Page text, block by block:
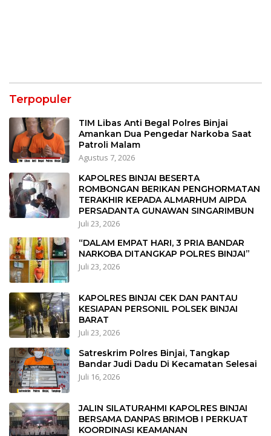
Terpopuler
TIM Libas Anti Begal Polres Binjai
Amankan Dua Pengedar Narkoba Saat
Patroli Malam
Agustus 7, 2026
KAPOLRES BINJAI BESERTA
ROMBONGAN BERIKAN PENGHORMATAN
TERAKHIR KEPADA ALMARHUM AIPDA
PERSADANTA GUNAWAN SINGARIMBUN
Juli 23, 2026
“DALAM EMPAT HARI, 3 PRIA BANDAR
NARKOBA DITANGKAP POLRES BINJAI”
Juli 23, 2026
KAPOLRES BINJAI CEK DAN PANTAU
KESIAPAN PERSONIL POLSEK BINJAI
BARAT
Juli 23, 2026
Satreskrim Polres Binjai, Tangkap
Bandar Judi Dadu Di Kecamatan Selesai
Juli 16, 2026
JALIN SILATURAHMI KAPOLRES BINJAI
BERSAMA DANPAS BRIMOB I PERKUAT
KOORDINASI KEAMANAN